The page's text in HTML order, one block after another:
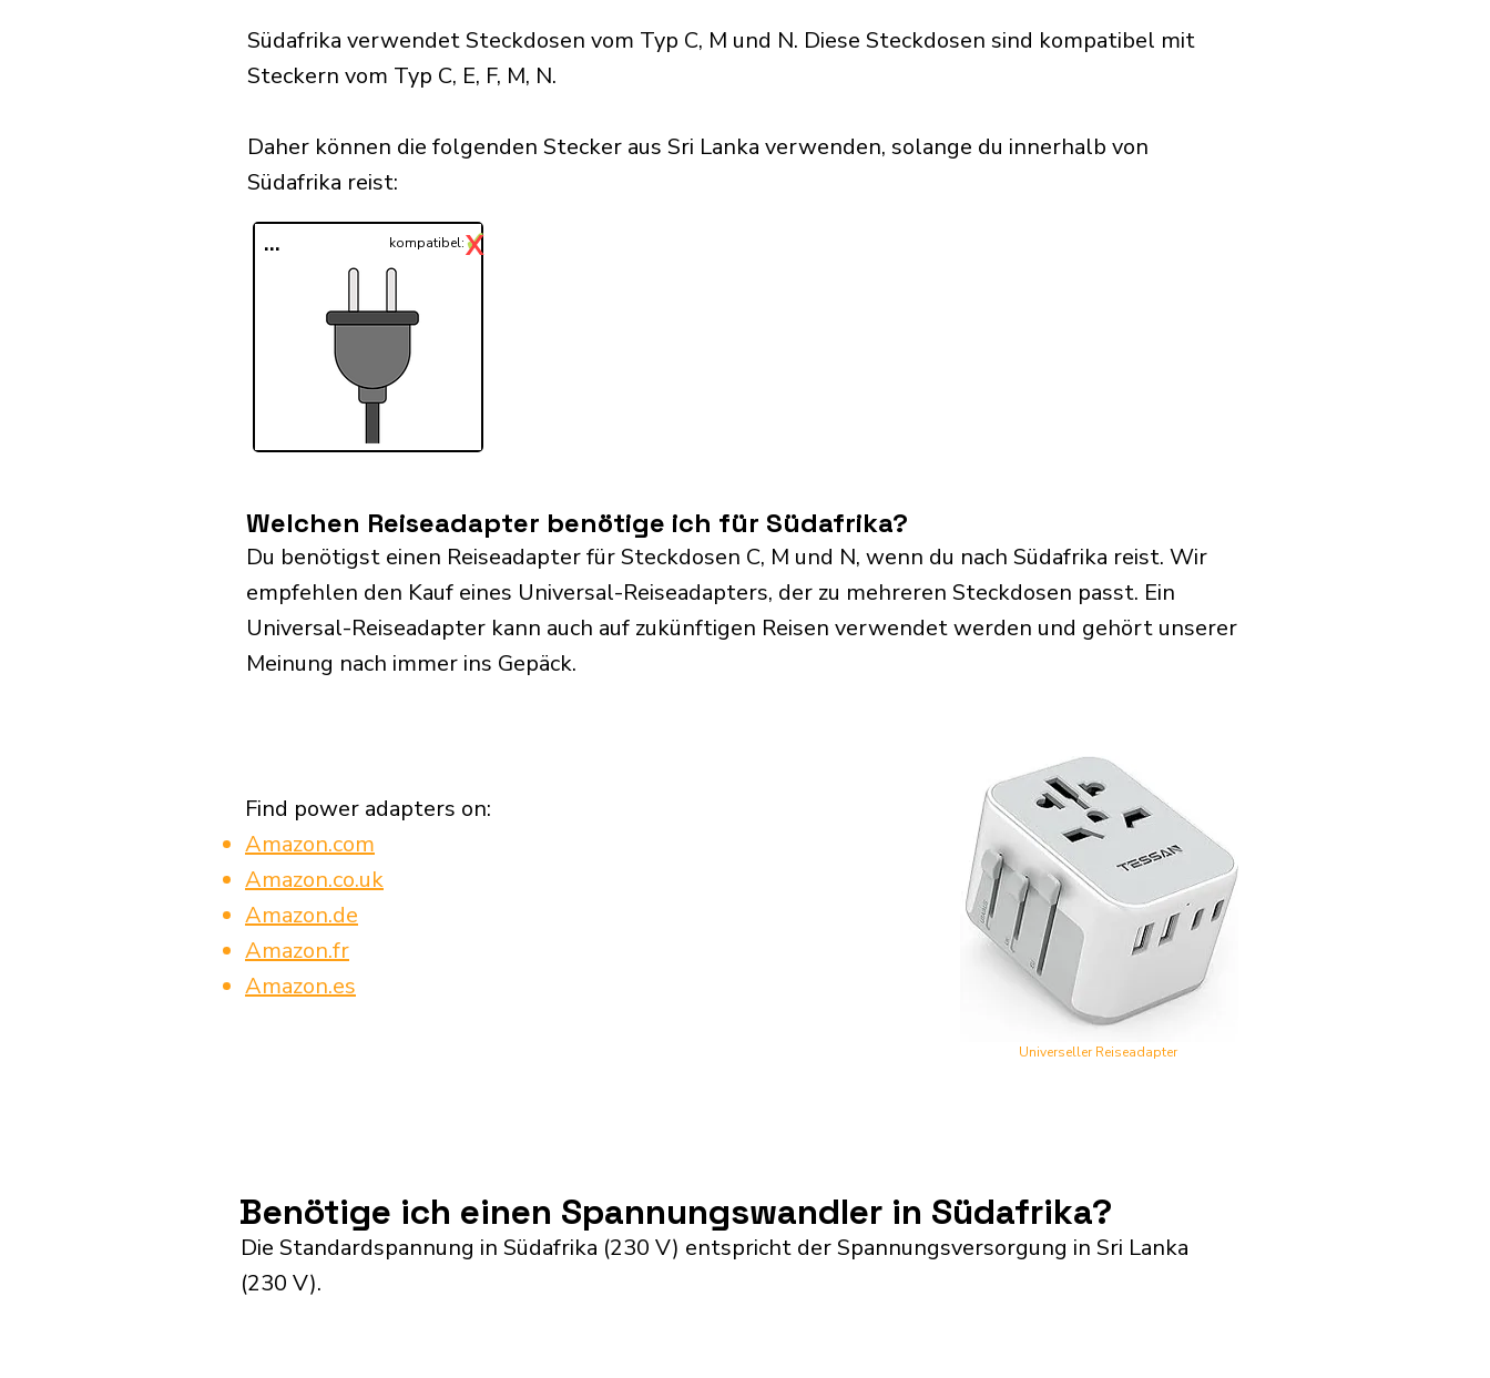
Südafrika verwendet Steckdosen vom Typ C, M und N. Diese Steckdosen sind kompatibel mit
Steckern vom Typ C, E, F, M, N.
Daher können die folgenden Stecker aus Sri Lanka verwenden, solange du innerhalb von
Südafrika reist:​
... ✓
kompatibel:X
Welchen Reiseadapter benötige ich für Südafrika?
Du benötigst einen Reiseadapter für Steckdosen C, M und N, wenn du nach Südafrika reist. Wir
empfehlen den Kauf eines Universal-Reiseadapters, der zu mehreren Steckdosen passt. Ein
Universal-Reiseadapter kann auch auf zukünftigen Reisen verwendet werden und gehört unserer
Meinung nach immer ins Gepäck.
Find power adapters on:
Amazon.com
Amazon.co.uk
Amazon.de
Amazon.fr
Amazon.es
Universeller Reiseadapter
Benötige ich einen Spannungswandler in Südafrika?
Die Standardspannung in Südafrika (230 V) entspricht der Spannungsversorgung in Sri Lanka
(230 V).